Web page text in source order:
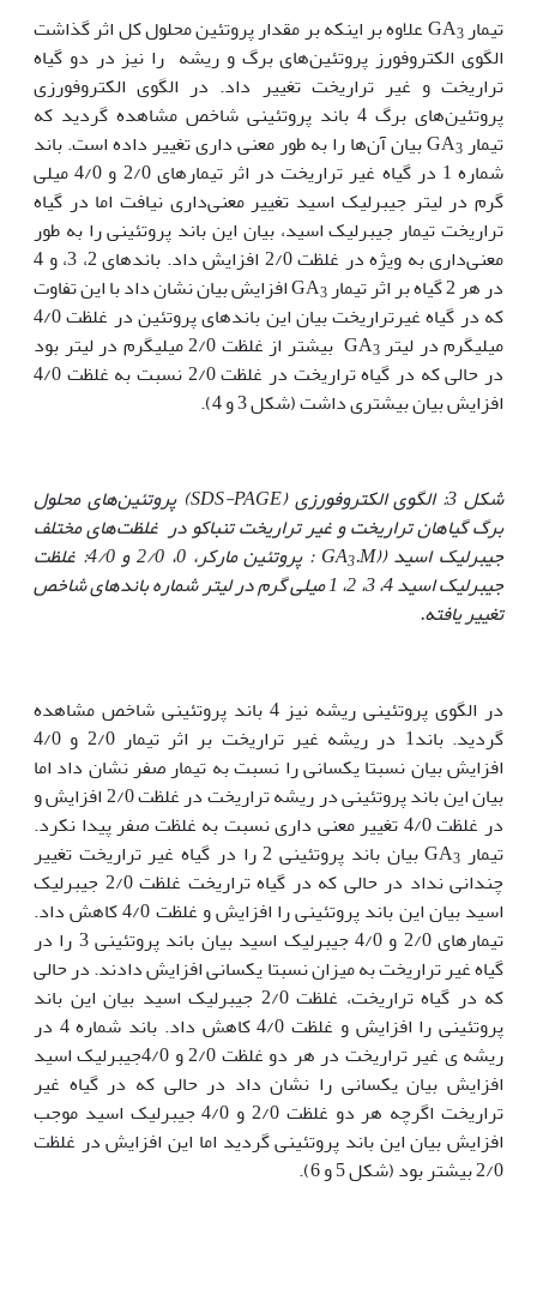
تیمار GA3
علاوه بر اینکه بر مقدار پروتئین محلول کل اثر گذاشت
الگوی الکتروفورز پروتئین‌های برگ و ریشه را نیز در دو گیاه
تراریخت و غیر تراریخت تغییر داد. در الگوی الکتروفورزی
پروتئین‌های برگ 4 باند پروتئینی شاخص مشاهده گردید که
تیمار GA 3
بیان آن‌ها را به طور معنی‌ داری تغییر داده است. باند
شماره 1 در گیاه غیر تراریخت در اثر تیمارهای 2/0 و 4/0 میلی
گرم در لیتر جیبرلیک اسید تغییر معنی‌داری نیافت اما در گیاه
تراریخت تیمار جیبرلیک اسید، بیان این باند پروتئینی را به طور
معنی‌داری به ویژه در غلظت 2/0 افزایش داد. باندهای 2، 3، و 4
در هر 2 گیاه بر اثر تیمار GA
3
افزایش بیان نشان داد با این تفاوت
که در گیاه غیرتراریخت بیان این باندهای پروتئین در غلظت 4/0
میلی‏گرم در لیتر GA3
بیشتر از غلظت 2/0 میلی‏گرم در لیتر بود
در حالی که در گیاه تراریخت در غلظت 2/0 نسبت به غلظت 4/0
افزایش بیان بیشتری داشت (شکل 3 و 4).
شکل 3: الگوی الکتروفورزی (SDS-PAGE) پروتئینهای محلول
برگ گیاهان تراریخت و غیر تراریخت تنباکو در غلظتهای مختلف
جیبرلیک اسید ((GA
3.M
: پروتئین مارکر، 0، 2/0 و 4/0: غلظت
جیبرلیک اسید 4، 3، 2، 1 میلی گرم در لیتر شماره باندهای شاخص
تغییر یافته.
در الگوی پروتئینی ریشه نیز 4 باند پروتئینی شاخص مشاهده
گردید. باند1 در ریشه غیر تراریخت بر اثر تیمار 2/0 و 4/0
افزایش بیان نسبتا یکسانی را نسبت به تیمار صفر نشان داد اما
بیان این باند پروتئینی در ریشه تراریخت در غلظت 2/0 افزایش و
در غلظت 4/0 تغییر معنی داری نسبت به غلظت صفر پیدا نکرد.
تیمار GA 3
بیان باند پروتئینی 2 را در گیاه غیر تراریخت تغییر
چندانی نداد در حالی که در گیاه تراریخت غلظت 2/0 جیبرلیک
اسید بیان این باند پروتئینی را افزایش و غلظت 4/0 کاهش داد.
تیمارهای 2/0 و 4/0 جیبرلیک اسید بیان باند پروتئینی 3 را در
گیاه غیر تراریخت به میزان نسبتا یکسانی افزایش دادند. در حالی
که در گیاه تراریخت، غلظت 2/0 جیبرلیک اسید بیان این باند
پروتئینی را افزایش و غلظت 4/0 کاهش داد. باند شماره 4 در
ریشه ی غیر تراریخت در هر دو غلظت 2/0 و 4/0جیبرلیک اسید
افزایش بیان یکسانی را نشان داد در حالی که در گیاه غیر
تراریخت اگرچه هر دو غلظت 2/0 و 4/0 جیبرلیک اسید موجب
افزایش بیان این باند پروتئینی گردید اما این افزایش در غلظت
2/0 بیشتر بود (شکل 5 و 6).